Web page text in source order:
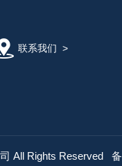
联系我们 >
All Rights Reserved